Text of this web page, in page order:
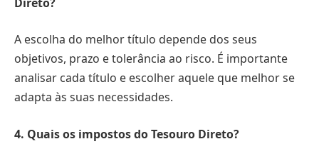
A escolha do melhor título depende dos seus
objetivos, prazo e tolerância ao risco. É importante
analisar cada título e escolher aquele que melhor se
adapta às suas necessidades.
4. Quais os impostos do Tesouro Direto?